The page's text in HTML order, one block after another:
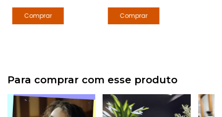
Para comprar com esse produto